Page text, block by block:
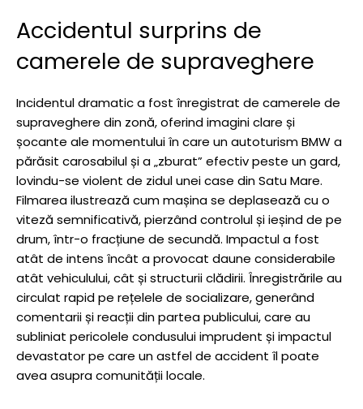
Accidentul surprins de
camerele de supraveghere
Incidentul dramatic a fost înregistrat de camerele de
supraveghere din zonă, oferind imagini clare și
șocante ale momentului în care un autoturism BMW a
părăsit carosabilul și a „zburat” efectiv peste un gard,
lovindu-se violent de zidul unei case din Satu Mare.
Filmarea ilustrează cum mașina se deplasează cu o
viteză semnificativă, pierzând controlul și ieșind de pe
drum, într-o fracțiune de secundă. Impactul a fost
atât de intens încât a provocat daune considerabile
atât vehiculului, cât și structurii clădirii. Înregistrările au
circulat rapid pe rețelele de socializare, generând
comentarii și reacții din partea publicului, care au
subliniat pericolele condusului imprudent și impactul
devastator pe care un astfel de accident îl poate
avea asupra comunității locale.